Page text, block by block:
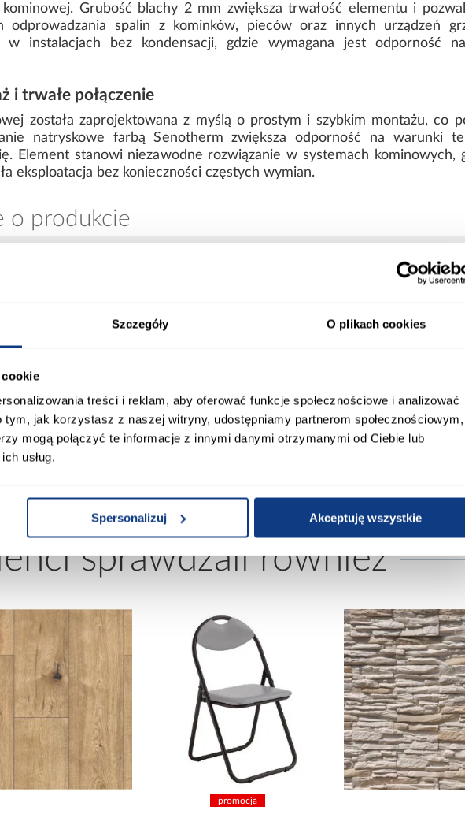
Szczegóły O plikach cookies
treści i reklam, aby oferować funkcje społecznościowe i analizować
jak korzystasz z naszej witryny, udostępniamy partnerom społecznościowym,
mogą połączyć te informacje z innymi danymi otrzymanymi od Ciebie lub
usług.
Spersonalizuj Akceptuję wszystkie
Grubość blachy 2 mm zwiększa trwałość elementu i
odprowadzania spalin z kominków, pieców oraz innych urządzeń
instalacjach bez kondensacji, gdzie wymagana jest odporność
i trwałe połączenie
została zaprojektowana z myślą o prostym i szybkim montażu, co
natryskowe farbą Senotherm zwiększa odporność na warunki
Element stanowi niezawodne rozwiązanie w systemach kominowych,
eksploatacja bez konieczności częstych wymian.
o produkcie
Materiał wykonania: blacha czarna gatunek
sprawdzali również
promocja